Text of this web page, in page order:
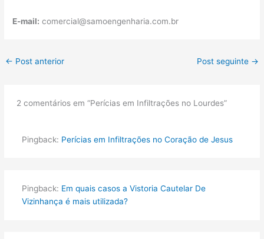
E-mail: comercial@samoengenharia.com.br
← Post anterior Post seguinte →
2 comentários em “Perícias em Infiltrações no Lourdes”
Pingback: Perícias em Infiltrações no Coração de Jesus
Pingback: Em quais casos a Vistoria Cautelar De
Vizinhança é mais utilizada?